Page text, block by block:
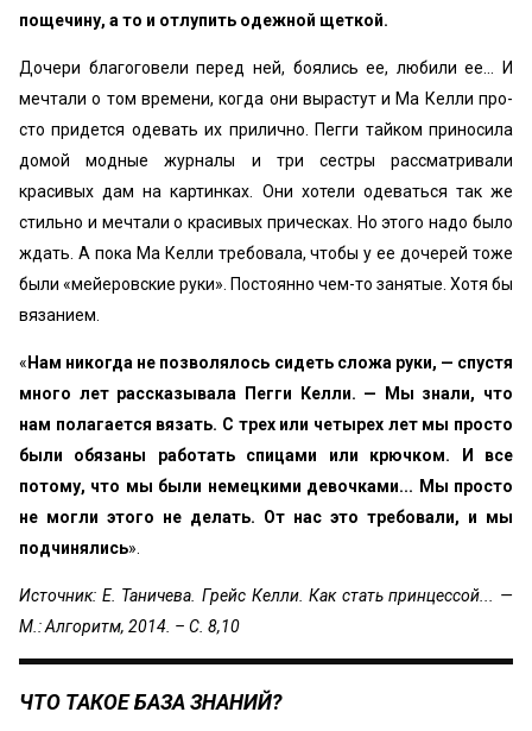
по­щечину, а то и отлупить одежной щеткой.
Дочери благоговели перед ней, боялись ее, любили ее... И
мечтали о том времени, когда они вырастут и Ма Келли про­
сто придется одевать их прилично. Пегги тайком приносила
до­мой модные журналы и три сестры рассматривали
красивых дам на картинках. Они хотели одеваться так же
стильно и меч­тали о красивых прическах. Но этого надо было
ждать. А пока Ма Келли требовала, чтобы у ее дочерей тоже
были «мейеровские руки». Постоянно чем-то занятые. Хотя бы
вязанием.
« Нам никогда не позволялось сидеть сложа руки, — спустя
много лет рассказывала Пегги Келли. — Мы знали, что
нам по­лагается вязать. С трех или четырех лет мы просто
были обяза­ны работать спицами или крючком. И все
потому, что мы были немецкими девочками... Мы просто
не могли этого не делать. От нас это требовали, и мы
подчинялись».
Источник: Е. Таничева. Грейс Келли. Как стать принцессой... —
М.: Алгоритм, 2014. – С. 8,10
ЧТО ТАКОЕ БАЗА ЗНАНИЙ?